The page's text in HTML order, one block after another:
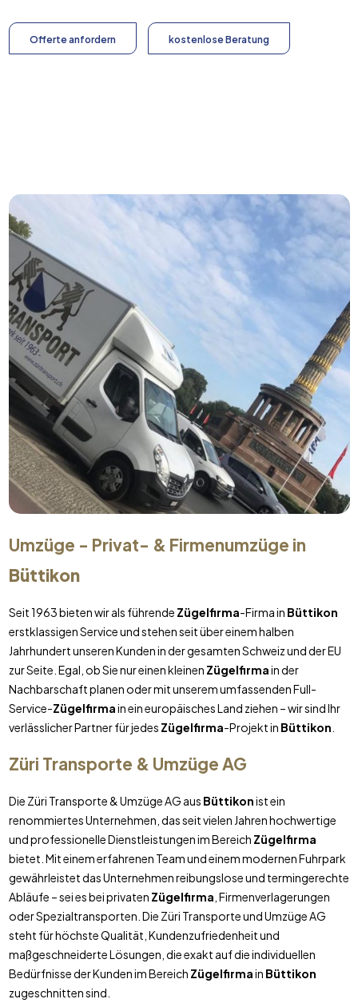
Offerte anfordern kostenlose Beratung
Umzüge - Privat- & Firmenumzüge in
Büttikon
Seit 1963 bieten wir als führende Zügelfirma-Firma in Büttikon
erstklassigen Service und stehen seit über einem halben
Jahrhundert unseren Kunden in der gesamten Schweiz und der EU
zur Seite. Egal, ob Sie nur einen kleinen Zügelfirmain der
Nachbarschaft planen oder mit unserem umfassenden Full-
Service-Zügelfirmain ein europäisches Land ziehen – wir sind Ihr
verlässlicher Partner für jedes Zügelfirma-Projekt in Büttikon
Züri Transporte & Umzüge AG
Die Züri Transporte & Umzüge AG aus Büttikonist ein
renommiertes Unternehmen, das seit vielen Jahren hochwertige
und professionelle Dienstleistungen im Bereich Zügelfirma
bietet. Mit einem erfahrenen Team und einem modernen Fuhrpark
gewährleistet das Unternehmen reibungslose und termingerechte
Abläufe – sei es bei privaten Zügelfirma , Firmenverlagerungen
oder Spezialtransporten. Die Züri Transporte und Umzüge AG
steht für höchste Qualität, Kundenzufriedenheit und
maßgeschneiderte Lösungen, die exakt auf die individuellen
Bedürfnisse der Kunden im Bereich Zügelfirmain Büttikon
zugeschnitten sind.